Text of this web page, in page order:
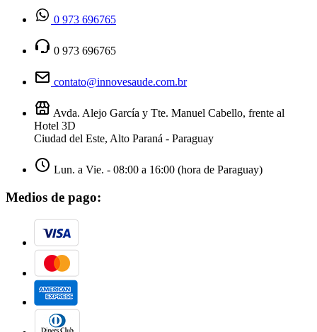
0 973 696765
0 973 696765
contato@innovesaude.com.br
Avda. Alejo García y Tte. Manuel Cabello, frente al
Hotel 3D
Ciudad del Este, Alto Paraná - Paraguay
Lun. a Vie. - 08:00 a 16:00 (hora de Paraguay)
Medios de pago: